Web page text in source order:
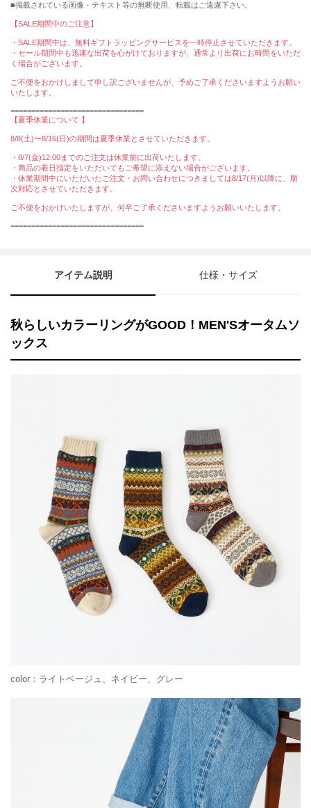
■掲載されている画像・テキスト等の無断使用、転載はご遠慮下さい。
【SALE期間中のご注意】
・SALE期間中は、無料ギフトラッピングサービスを一時停止させていただきます。
・セール期間中も迅速な出荷を心がけておりますが、通常より出荷にお時間をいただ
く場合がございます。
ご不便をおかけしまして申し訳ございませんが、予めご了承くださいますようお願い
いたします。
================================
【夏季休業について 】
8/8(土)〜8/16(日)の期間は夏季休業とさせていただきます。
・8/7(金)12:00までのご注文は休業前に出荷いたします。
・商品の着日指定をいただいてもご希望に添えない場合がございます。
・休業期間中にいただいたご注文・お問い合わせにつきましては8/17(月)以降に、順
次対応とさせていただきます。
ご不便をおかけいたしますが、何卒ご了承くださいますようお願いいたします。
================================
アイテム説明 仕様・サイズ
秋らしいカラーリングがGOOD！MEN'Sオータムソ
ックス
color：ライトベージュ、ネイビー、グレー